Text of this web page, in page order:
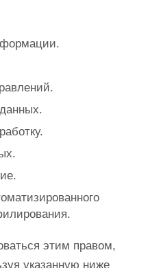
этим правом,
указанную ниже